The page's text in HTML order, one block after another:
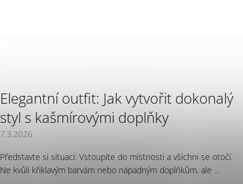
Elegantní outfit: Jak vytvořit dokonalý
styl s kašmírovými doplňky
7.3.2026
Představte si situaci: Vstoupíte do místnosti a všichni se otočí.
Ne kvůli křiklavým barvám nebo nápadným doplňkům, ale ...